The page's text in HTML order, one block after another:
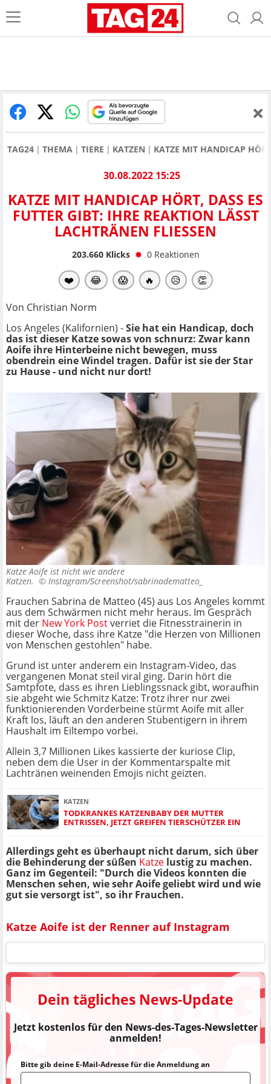
TAG24 THEMA TIERE KATZEN KATZE MIT HANDICAP
30.08.2022 15:25
KATZE MIT HANDICAP HÖRT, DASS ES
FUTTER GIBT: IHRE REAKTION LÄSST
LACHTRÄNEN FLIESSEN
203.660Klicks 0 Reaktionen
❤️ 😂 😱 🔥 😥 👏
Von Christian Norm
Los Angeles (Kalifornien) -Sie hat ein Handicap, doch
das ist dieser Katze sowas von schnurz: Zwar kann
Aoife ihre Hinterbeine nicht bewegen, muss
obendrein eine Windel tragen. Dafür ist sie der Star
zu Hause - und nicht nur dort!
Katze Aoife ist nicht wie andere
Katzen. © Instagram/Screenshot/sabrinadematteo_
Frauchen Sabrina de Matteo (45) aus Los Angeles kommt
aus dem Schwärmen nicht mehr heraus. Im Gespräch
mit der New York Postverriet die Fitnesstrainerin in
dieser Woche, dass ihre Katze "die Herzen von Millionen
von Menschen gestohlen" habe.
Grund ist unter anderem ein Instagram-Video, das
vergangenen Monat steil viral ging. Darin hört die
Samtpfote, dass es ihren Lieblingssnack gibt, woraufhin
sie abgeht wie Schmitz Katze: Trotz ihrer nur zwei
funktionierenden Vorderbeine stürmt Aoife mit aller
Kraft los, läuft an den anderen Stubentigern in ihrem
Haushalt im Eiltempo vorbei.
Allein 3,7 Millionen Likes kassierte der kuriose Clip,
neben dem die User in der Kommentarspalte mit
Lachtränen weinenden Emojis nicht geizten.
KATZEN
TODKRANKES KATZENBABY DER MUTTER
ENTRISSEN, JETZT GREIFEN TIERSCHÜTZER EIN
Allerdings geht es überhaupt nicht darum, sich über
die Behinderung der süßen Katze lustig zu machen.
Ganz im Gegenteil: "Durch die Videos konnten die
Menschen sehen, wie sehr Aoife geliebt wird und wie
gut sie versorgt ist", so ihr Frauchen.
Katze Aoife ist der Renner auf Instagram
Dein tägliches News-Update
Jetzt kostenlos für den News-des-Tages-Newsletter
anmelden!
Bitte gib deine E-Mail-Adresse für die Anmeldung an